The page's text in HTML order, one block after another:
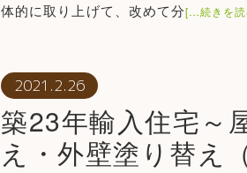
体的に取り上げて、改めて分[…続きを
2021.2.26
築23年輸入住宅～
え・外壁塗り替え